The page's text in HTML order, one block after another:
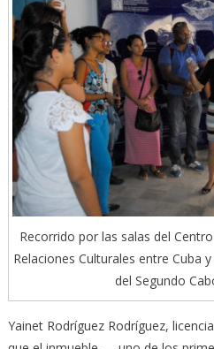
Recorrido por las salas del
Relaciones Culturales entre Cuba
del Segundo
Yainet Rodríguez Rodríguez,